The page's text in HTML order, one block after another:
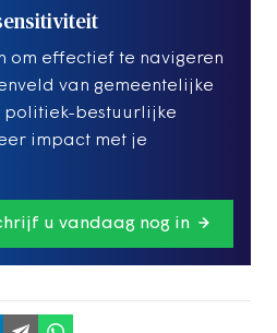
om effectief te navigeren
van gemeentelijke
politiek-bestuurlijke
impact met je
u vandaag nog in